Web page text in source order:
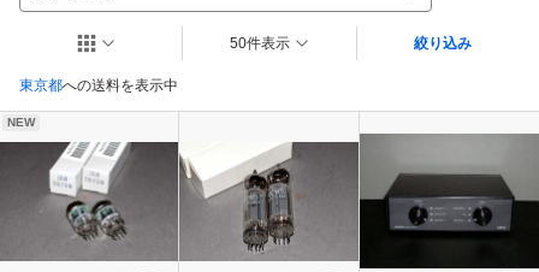
東京都への送料を表示中
50件表示 絞り込み
NEW